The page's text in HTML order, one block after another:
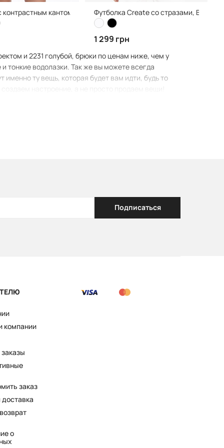
контрастным кантом и вишивкой, GreenФутболка Create со стразами, Black
1 299 грн
и 2231 голубой, брюки по ценам ниже, чем у
тонкие водолазки. Так же вы можете всегда
ту вещь, которая будет вам идти, будь то
Подписаться
компании
заказ
о